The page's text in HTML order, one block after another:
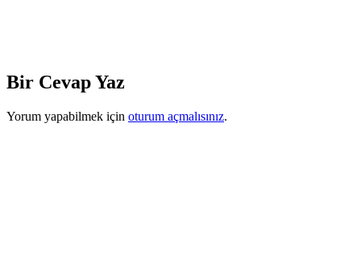
Bir Cevap Yaz
Yorum yapabilmek için oturum açmalısınız.